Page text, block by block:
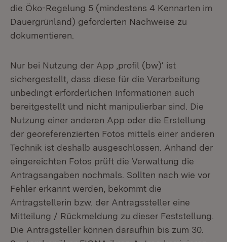
die Öko-Regelung 5 (mindestens 4 Kennarten im
Dauergrünland) geforderten Nachweise zu
dokumentieren.
Nur bei Nutzung der App ,profil (bw)‘ ist
sichergestellt, dass diese für die Verarbeitung
unbedingt erforderlichen Informationen auch
bereitgestellt und nicht manipulierbar sind. Die
Nutzung einer anderen App oder die Erstellung
der georeferenzierten Fotos mittels einer anderen
Technik ist deshalb ausgeschlossen. Anhand der
eingereichten Fotos prüft die Verwaltung die
Antragsangaben nochmals. Sollten nach wie vor
Fehler erkannt werden, bekommt die
Antragstellerin bzw. der Antragssteller eine
Mitteilung / Rückmeldung zu dieser Feststellung.
Die Antragsteller können daraufhin bis zum 30.